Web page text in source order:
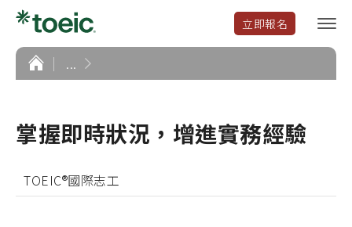
立即報名
選
單
首
頁
...
掌握即時狀況，增進實務經驗
TOEIC®國際志工